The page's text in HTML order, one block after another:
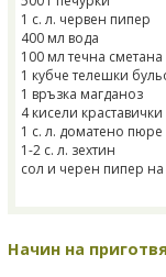
1 с. л. червен пипер
400 мл вода
100 мл течна сметана
1 кубче телешки
1 връзка магданоз
4 кисели краставички
1 с. л. доматено пюре
1-2 с. л. зехтин
сол и черен пипер на
Начин на